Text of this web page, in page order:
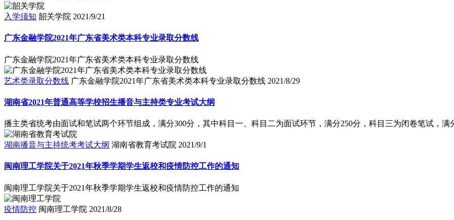
入学须知 韶关学院 2021/9/21
广东金融学院2021年广东省美术类本科专业录取分数线
广东金融学院2021年广东省美术类本科专业录取分数线
艺术类录取分数线 广东金融学院2021年广东省美术类本科专业录取分数线 2021/8/29
湖南省2021年普通高等学校招生播音与主持类专业考试大纲
播主类省统考由面试和笔试两个环节组成，满分300分，其中科目一、科目二为面试环节，满分250分，科目三为闭卷笔试，满
湖南播音与主持统考考试大纲 湖南省教育考试院 2021/9/1
闽南理工学院关于2021年秋季学期学生返校和疫情防控工作的通知
闽南理工学院关于2021年秋季学期学生返校和疫情防控工作的通知
疫情防控 闽南理工学院 2021/8/28